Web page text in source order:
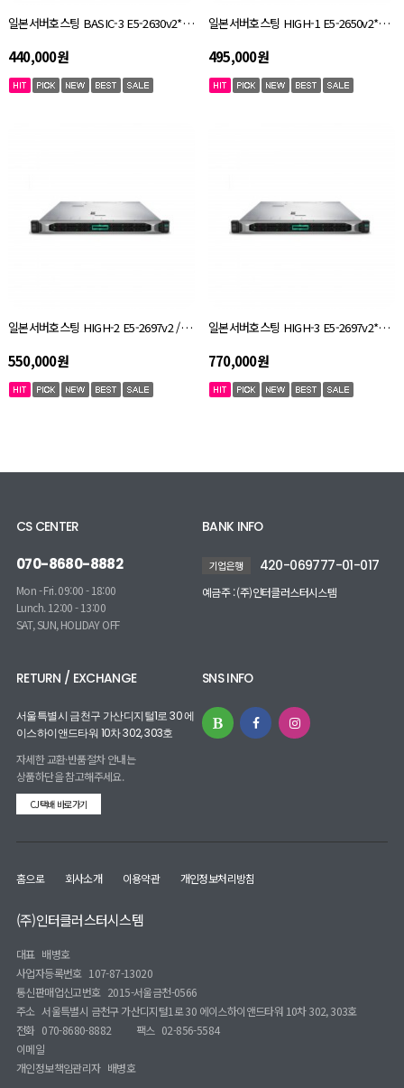
일본서버호스팅 BASIC-3 E5-2630v2*2ea / ram 32GB / SSD 256GB
440,000원
일본서버호스팅 HIGH-1 E5-2650v2*2ea / ram 32GB / SSD 480GB
495,000원
일본서버호스팅 HIGH-2 E5-2697v2 / ram 64GB / SSD 480GB
550,000원
일본서버호스팅 HIGH-3 E5-2697v2*2ea / ram 128GB / SSD 480GB + NVMe 1TB
770,000원
CS CENTER
070-8680-8882
Mon - Fri. 09:00 - 18:00
Lunch. 12:00 - 13:00
SAT, SUN, HOLIDAY OFF
BANK INFO
기업은행 420-069777-01-017
예금주 : (주)인터클러스터시스템
RETURN / EXCHANGE
서울특별시 금천구 가산디지털1로 30 에
이스하이앤드타워 10차 302, 303호
자세한 교환·반품절차 안내는
상품하단을 참고해주세요.
CJ택배 바로가기
SNS INFO
홈으로 회사소개 이용약관 개인정보처리방침
(주)인터클러스터시스템
대표 배병호
사업자등록번호 107-87-13020
통신판매업신고번호 2015-서울금천-0566
주소 서울특별시 금천구 가산디지털1로 30 에이스하이앤드타워 10차 302, 303호
전화 070-8680-8882 팩스 02-856-5584
이메일
개인정보책임관리자 배병호